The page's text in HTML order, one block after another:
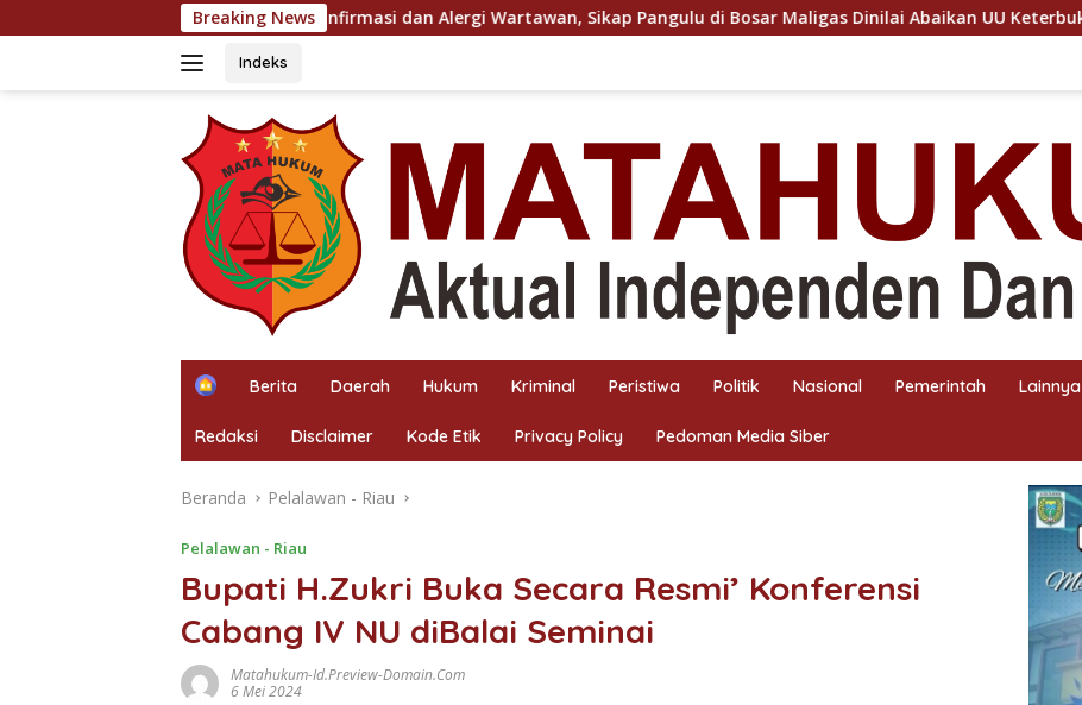
ke
Breaking News
Sulit Dikonfirmasi dan Alergi Wartawan, Sikap Pangulu di Bosar Maligas Dinilai Abaikan UU Keterbukaan Informasi Publik
Indeks
H
m
e
Berita Daerah Hukum Kriminal Peristiwa Politik Nasional Pemerintah Lainnya
Redaksi Disclaimer Kode Etik Privacy Policy Pedoman Media Siber
Beranda Pelalawan - Riau
Pelalawan - Riau
Bupati H.Zukri Buka Secara Resmi’ Konferensi
Cabang IV NU diBalai Seminai
Matahukum-Id.preview-Domain.com
6 Mei 2024